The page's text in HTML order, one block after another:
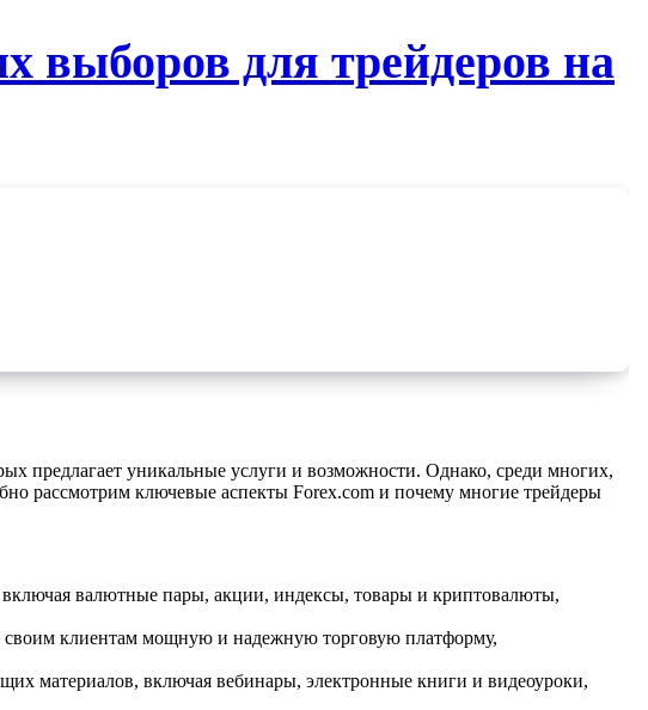
выборов для трейдеров на
рассмотрим ключевые аспекты Forex.com и почему многие трейдеры
включая валютные пары, акции, индексы, товары и криптовалюты,
своим клиентам мощную и надежную торговую платформу,
материалов, включая вебинары, электронные книги и видеоуроки,